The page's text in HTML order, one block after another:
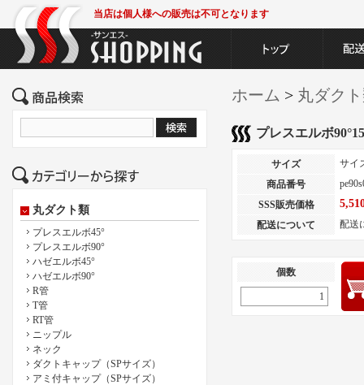
当店は個人様への販売は不可となります
丸ダクト類
プレスエルボ45°
プレスエルボ90°
ハゼエルボ45°
ハゼエルボ90°
R管
T管
RT管
ニップル
ネック
ダクトキャップ（SPサイズ）
アミ付キャップ（SPサイズ）
ホーム > 丸ダク
プレスエルボ
サイズ
サイ
商品番号
SSS販売価格
配送について 配送
個数